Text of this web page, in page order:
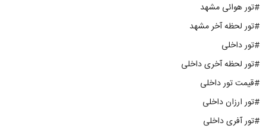
#تور هوائی مشهد
#تور لحظه آخر مشهد
#تور داخلی
#تور لحظه آخری داخلی
#قیمت تور داخلی
#تور ارزان داخلی
#تور آفری داخلی